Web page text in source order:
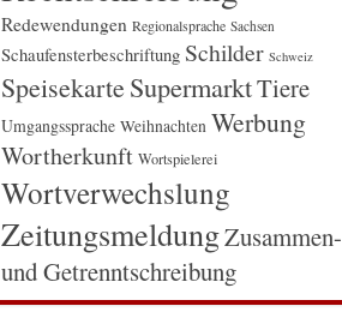
Redewendungen Regionalsprache Sachsen
Schaufensterbeschriftung Schilder Schweiz
Speisekarte SupermarktTiere
Umgangssprache Weihnachten Werbung
Wortherkunft Wortspielerei
Wortverwechslung
ZeitungsmeldungZusammen-
und Getrenntschreibung